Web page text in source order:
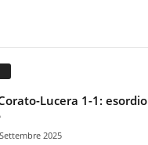
Lucera 1-1: esordio
2025